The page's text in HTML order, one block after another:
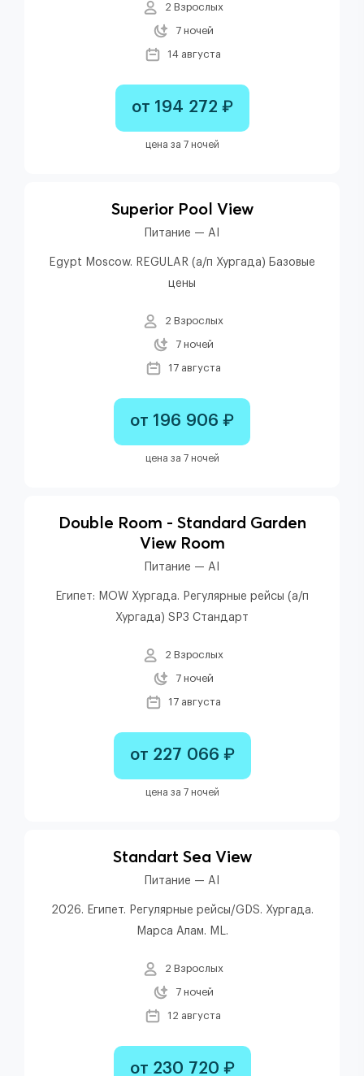
2 Взрослых
7 ночей
14 августа
от 194 272 ₽
цена за 7 ночей
Superior Pool View
Питание — AI
Egypt Moscow. REGULAR (а/п Хургада) Базовые
цены
2 Взрослых
7 ночей
17 августа
от 196 906 ₽
цена за 7 ночей
Double Room - Standard Garden
View Room
Питание — AI
Египет: MOW Хургада. Регулярные рейсы (а/п
Хургада) SP3 Стандарт
2 Взрослых
7 ночей
17 августа
от 227 066 ₽
цена за 7 ночей
Standart Sea View
Питание — AI
2026. Египет. Регулярные рейсы/GDS. Хургада.
Марса Алам. ML.
2 Взрослых
7 ночей
12 августа
от 230 720 ₽